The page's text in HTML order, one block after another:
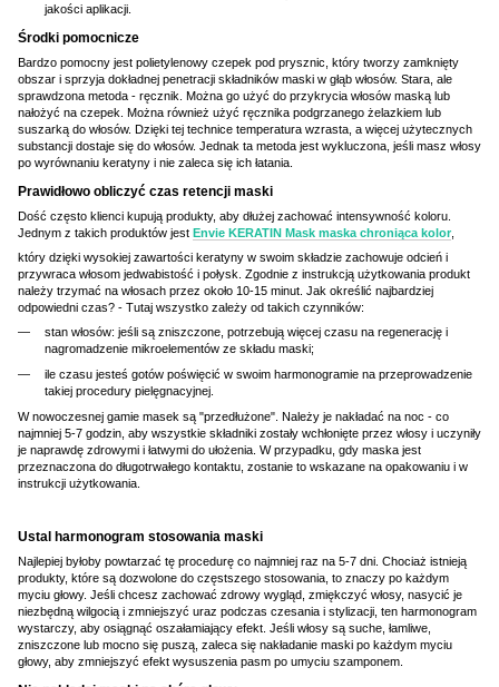
jakości aplikacji.
Środki pomocnicze
Bardzo pomocny jest polietylenowy czepek pod prysznic, który tworzy zamknięty
obszar i sprzyja dokładnej penetracji składników maski w głąb włosów. Stara, ale
sprawdzona metoda - ręcznik. Można go użyć do przykrycia włosów maską lub
nałożyć na czepek. Można również użyć ręcznika podgrzanego żelazkiem lub
suszarką do włosów. Dzięki tej technice temperatura wzrasta, a więcej użytecznych
substancji dostaje się do włosów. Jednak ta metoda jest wykluczona, jeśli masz włosy
po wyrównaniu keratyny i nie zaleca się ich łatania.
Prawidłowo obliczyć czas retencji maski
Dość często klienci kupują produkty, aby dłużej zachować intensywność koloru.
Jednym z takich produktów jest Envie KERATIN Mask maska chroniąca kolor,
który dzięki wysokiej zawartości keratyny w swoim składzie zachowuje odcień i
przywraca włosom jedwabistość i połysk. Zgodnie z instrukcją użytkowania produkt
należy trzymać na włosach przez około 10-15 minut. Jak określić najbardziej
odpowiedni czas? - Tutaj wszystko zależy od takich czynników:
stan włosów: jeśli są zniszczone, potrzebują więcej czasu na regenerację i
nagromadzenie mikroelementów ze składu maski;
ile czasu jesteś gotów poświęcić w swoim harmonogramie na przeprowadzenie
takiej procedury pielęgnacyjnej.
W nowoczesnej gamie masek są "przedłużone". Należy je nakładać na noc - co
najmniej 5-7 godzin, aby wszystkie składniki zostały wchłonięte przez włosy i uczyniły
je naprawdę zdrowymi i łatwymi do ułożenia. W przypadku, gdy maska jest
przeznaczona do długotrwałego kontaktu, zostanie to wskazane na opakowaniu i w
instrukcji użytkowania.
Ustal harmonogram stosowania maski
Najlepiej byłoby powtarzać tę procedurę co najmniej raz na 5-7 dni. Chociaż istnieją
produkty, które są dozwolone do częstszego stosowania, to znaczy po każdym
myciu głowy. Jeśli chcesz zachować zdrowy wygląd, zmiękczyć włosy, nasycić je
niezbędną wilgocią i zmniejszyć uraz podczas czesania i stylizacji, ten harmonogram
wystarczy, aby osiągnąć oszałamiający efekt. Jeśli włosy są suche, łamliwe,
zniszczone lub mocno się puszą, zaleca się nakładanie maski po każdym myciu
głowy, aby zmniejszyć efekt wysuszenia pasm po umyciu szamponem.